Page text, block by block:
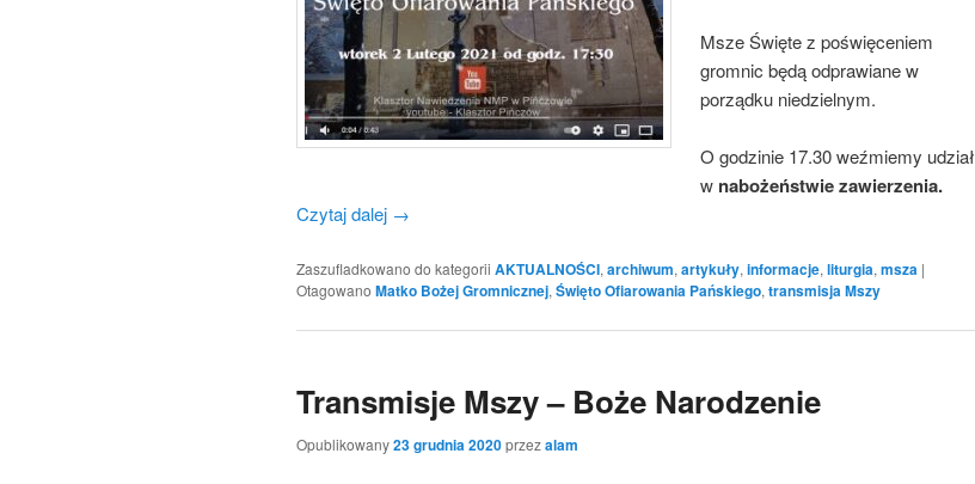
Msze Święte z poświęceniem
gromnic będą odprawiane w
porządku niedzielnym.
O godzinie 17.30 weźmiemy udział
w nabożeństwie zawierzenia.
Czytaj dalej →
Zaszufladkowano do kategorii AKTUALNOŚCI, archiwum, artykuły, informacje, liturgia, msza |
Otagowano Matko Bożej Gromnicznej, Święto Ofiarowania Pańskiego, transmisja Mszy
Transmisje Mszy – Boże Narodzenie
Opublikowany23 grudnia 2020przezalam